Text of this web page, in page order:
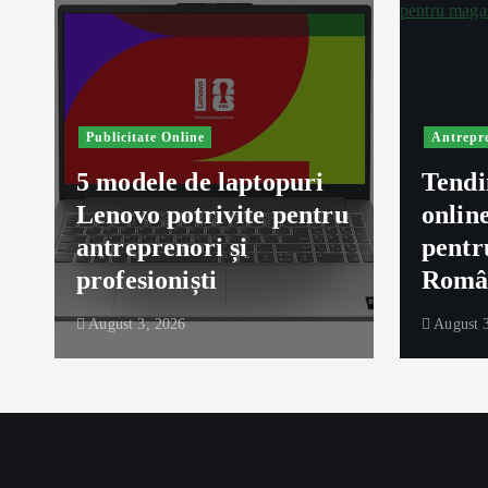
Publicitate Online
5 modele de laptopuri
Lenovo potrivite pentru
antreprenori și
profesioniști
August 3, 2026 August